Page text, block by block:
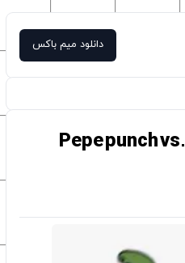
دانلود میم باکس
دانلود قالب میم خام Pepe punch vs.